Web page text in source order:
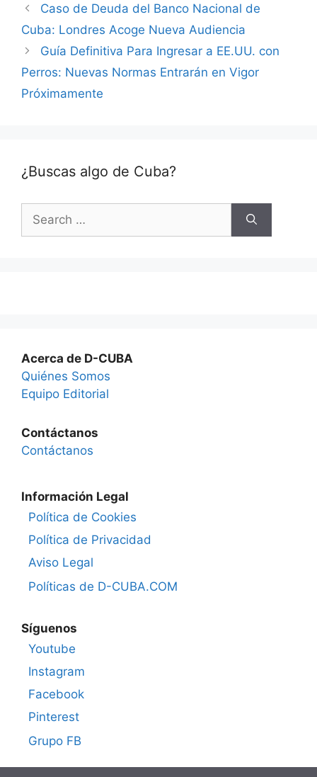
Caso de Deuda del Banco Nacional de
Cuba: Londres Acoge Nueva Audiencia
Guía Definitiva Para Ingresar a EE.UU. con
Perros: Nuevas Normas Entrarán en Vigor
Próximamente
¿Buscas algo de Cuba?
for:
Acerca de D-CUBA
Quiénes Somos
Equipo Editorial
Contáctanos
Contáctanos
Información Legal
Política de Cookies
Política de Privacidad
Aviso Legal
Políticas de D-CUBA.COM
Síguenos
Youtube
Instagram
Facebook
Pinterest
Grupo FB